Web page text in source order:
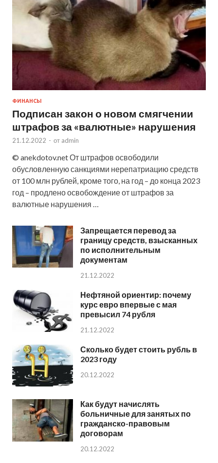
ФИНАНСЫ
Подписан закон о новом смягчении
штрафов за «валютные» нарушения
21.12.2022 - от admin
© anekdotov.net От штрафов освободили
обусловленную санкциями нерепатриацию средств
от 100 млн рублей, кроме того, на год – до конца 2023
год – продлено освобождение от штрафов за
валютные нарушения …
Запрещается перевод за
границу средств, взысканных
по исполнительным
документам
21.12.2022
Нефтяной ориентир: почему
курс евро впервые с мая
превысил 74 рубля
21.12.2022
Сколько будет стоить рубль в
2023 году
20.12.2022
Как будут начислять
больничные для занятых по
гражданско-правовым
договорам
20.12.2022